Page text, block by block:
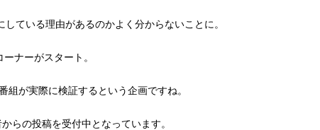
ている理由があるのかよく分からないことに。
ナーがスタート。
組が実際に検証するという企画ですね。
らの投稿を受付中となっています。